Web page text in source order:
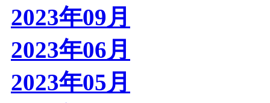
2023年09月
2023年06月
2023年05月